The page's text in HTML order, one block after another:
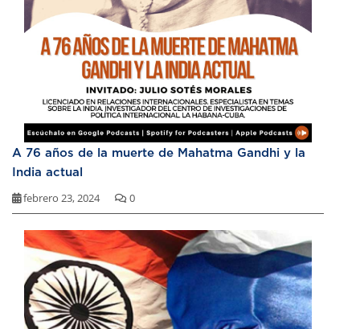
A 76 años de la muerte de Mahatma Gandhi y la
India actual
febrero 23, 2024 0